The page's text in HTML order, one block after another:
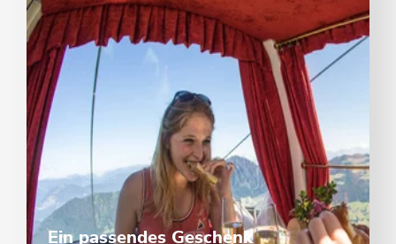
Ein passendes Geschenk